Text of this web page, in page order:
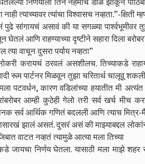
त्याच्यावर त्यांचा विश्वासच नव्हता.”-क्षिती
सांगायचं असावं की या सगळ्या पार्श्वभूमीवर
आणि राहण्याच्या दृष्टीने सहारा दिला
त्या वाचून दुसरा पर्याय नव्हता”
करायचं ठरवलं असशीलच. तिच्याकडे
रूम पार्टनर मिळवून तुझा चरितार्थ चालूवू
पटवर्धन, कारण वडिलांच्या हयातीत मी
आम्ही कुठेही गेलो तरी सर्व खर्च
सर्व आर्थिक गणितं बदलली आणि त्याच मित्र-
झालं असतं. दुसरं असं की माझ्याबद्दल
वाटत नव्हतं त्यामुळे आत्या मला तिच्या
जायचा निर्णय घेतला. यासाठी मला माझे शहर